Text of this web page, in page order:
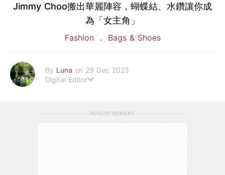
Jimmy Choo搬出華麗陣容，蝴蝶結、水鑽讓你成
為「女主角」
Fashion Bags & Shoes
By Luna on 29 Dec 2023
Digital Editor
透過旅行找尋理想生活的樣貌 捕捉下每個美好瞬間
luna.huang@poplady-mag.com
ADVERTISEMENT